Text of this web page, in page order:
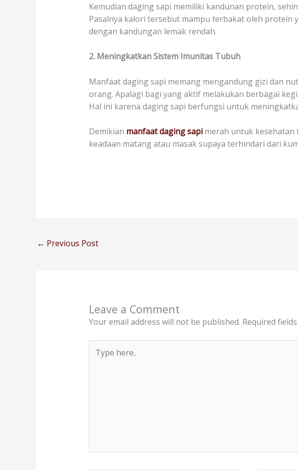
Kemudian daging sapi memiliki kandunan protein,
Pasalnya kalori tersebut mampu terbakat oleh protein
dengan kandungan lemak rendah.
2. Meningkatkan Sistem Imunitas Tubuh
Manfaat daging sapi memang mengandung gizi dan
orang. Apalagi bagi yang aktif melakukan berbagai
Hal ini karena daging sapi berfungsi untuk
Demikian manfaat daging sapimerah untuk kesehatan
keadaan matang atau masak supaya terhindari dari
← Previous Post
Leave a Comment
Your email address will not be published. Required
here..